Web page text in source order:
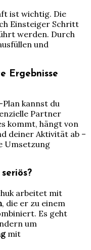
ist wichtig. Die
Einsteiger Schritt
werden. Durch
und
Ergebnisse
kannst du
Partner
kommt, hängt von
deiner Aktivität ab –
Umsetzung
arbeitet mit
, die er zu einem
Es geht
um
mit